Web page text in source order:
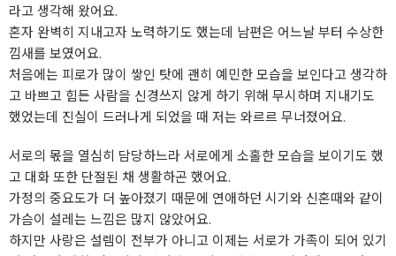
라고 생각해 왔어요.
혼자 완벽히 지내고자 노력하기도 했는데 남편은 어느날 부터 수상한
낌새를 보였어요.
처음에는 피로가 많이 쌓인 탓에 괜히 예민한 모습을 보인다고 생각하
고 바쁘고 힘든 사람을 신경쓰지 않게 하기 위해 무시하며 지내기도
했었는데 진실이 드러나게 되었을 때 저는 와르르 무너졌어요.
서로의 몫을 열심히 담당하느라 서로에게 소홀한 모습을 보이기도 했
고 대화 또한 단절된 채 생활하곤 했어요.
가정의 중요도가 더 높아졌기 때문에 연애하던 시기와 신혼때와 같이
가슴이 설레는 느낌은 많지 않았어요.
하지만 사랑은 설렘이 전부가 아니고 이제는 서로가 가족이 되어 있기